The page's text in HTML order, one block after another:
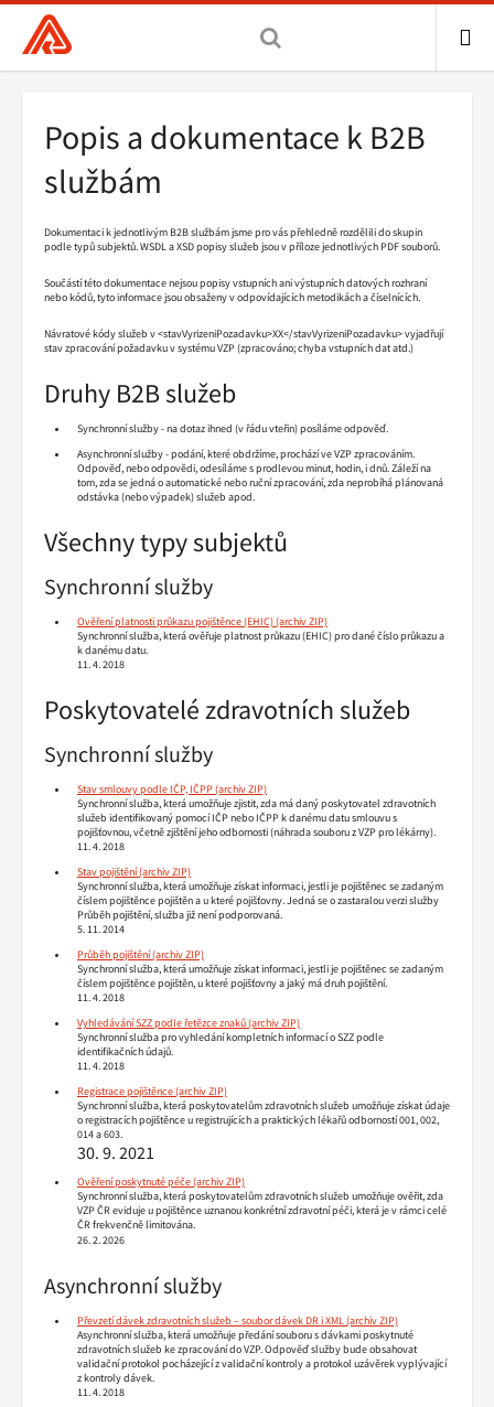
Všeobecná
zdravotní
hlavní
stránka
Popis a dokumentace k B2B
službám
Dokumentaci k jednotlivým B2B službám jsme pro vás přehledně rozdělili do skupin
podle typů subjektů. WSDL a XSD popisy služeb jsou v příloze jednotlivých PDF souborů.
Součástí této dokumentace nejsou popisy vstupních ani výstupních datových rozhraní
nebo kódů, tyto informace jsou obsaženy v odpovídajících metodikách a číselnících.
Návratové kódy služeb v <stavVyrizeniPozadavku>XX</stavVyrizeniPozadavku> vyjadřují
stav zpracování požadavku v systému VZP (zpracováno; chyba vstupních dat atd.)
Druhy B2B služeb
Synchronní služby - na dotaz ihned (v řádu vteřin) posíláme odpověď.
Asynchronní služby - podání, které obdržíme, prochází ve VZP zpracováním.
Odpověď, nebo odpovědi, odesíláme s prodlevou minut, hodin, i dnů. Záleží na
tom, zda se jedná o automatické nebo ruční zpracování, zda neprobíhá plánovaná
odstávka (nebo výpadek) služeb apod.
Všechny typy subjektů
Synchronní služby
Ověření platnosti průkazu pojištěnce (EHIC)
Synchronní služba, která ověřuje platnost průkazu (EHIC) pro dané číslo průkazu a
k danému datu.
11. 4. 2018
Poskytovatelé zdravotních služeb
Synchronní služby
Stav smlouvy podle IČP, IČPP
Synchronní služba, která umožňuje zjistit, zda má daný poskytovatel zdravotních
služeb identifikovaný pomocí IČP nebo IČPP k danému datu smlouvu s
pojišťovnou, včetně zjištění jeho odbornosti (náhrada souboru z VZP pro lékárny).
11. 4. 2018
Stav pojištění
Synchronní služba, která umožňuje získat informaci, jestli je pojištěnec se zadaným
číslem pojištěnce pojištěn a u které pojišťovny. Jedná se o zastaralou verzi služby
Průběh pojištění, služba již není podporovaná.
5. 11. 2014
Průběh pojištění
Synchronní služba, která umožňuje získat informaci, jestli je pojištěnec se zadaným
číslem pojištěnce pojištěn, u které pojišťovny a jaký má druh pojištění.
11. 4. 2018
Vyhledávání SZZ podle řetězce znaků
Synchronní služba pro vyhledání kompletních informací o SZZ podle
identifikačních údajů.
11. 4. 2018
Registrace pojištěnce
Synchronní služba, která poskytovatelům zdravotních služeb umožňuje získat údaje
o registracích pojištěnce u registrujících a praktických lékařů odborností 001, 002,
014 a 603.
30. 9. 2021
Ověření poskytnuté péče
Synchronní služba, která poskytovatelům zdravotních služeb umožňuje ověřit, zda
VZP ČR eviduje u pojištěnce uznanou konkrétní zdravotní péči, která je v rámci celé
ČR frekvenčně limitována.
26. 2. 2026
Asynchronní služby
Převzetí dávek zdravotních služeb – soubor dávek DR i XML
Asynchronní služba, která umožňuje předání souboru s dávkami poskytnuté
zdravotních služeb ke zpracování do VZP. Odpověď služby bude obsahovat
validační protokol pocházející z validační kontroly a protokol uzávěrek vyplývající
z kontroly dávek.
11. 4. 2018